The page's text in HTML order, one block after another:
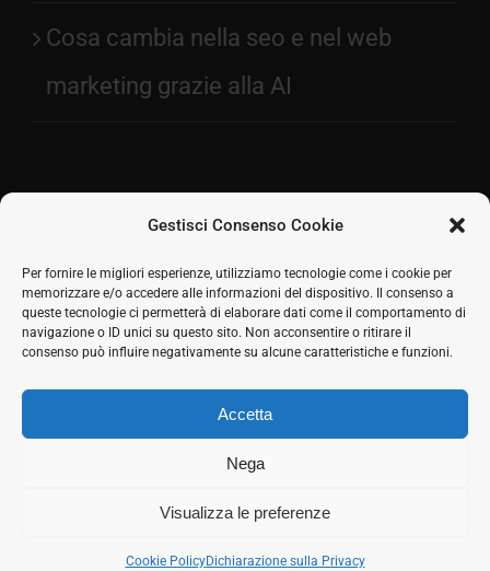
Gestisci Consenso Cookie
Per fornire le migliori esperienze, utilizziamo tecnologie come i cookie per
memorizzare e/o accedere alle informazioni del dispositivo. Il consenso a
queste tecnologie ci permetterà di elaborare dati come il comportamento di
navigazione o ID unici su questo sito. Non acconsentire o ritirare il
consenso può influire negativamente su alcune caratteristiche e funzioni.
Accetta
Nega
Visualizza le preferenze
Cookie PolicyDichiarazione sulla Privacy
Cosa cambia nella seo e nel web
marketing grazie alla AI
2026 © SH Web s.r.l. Via Tre Settembre, 11 47891
Dogana (RSM) | Tel:
0549 941579 339 125 8380
COE SM21512
Seguici sui social
Facebook
Twitter
LinkedIn
Skype